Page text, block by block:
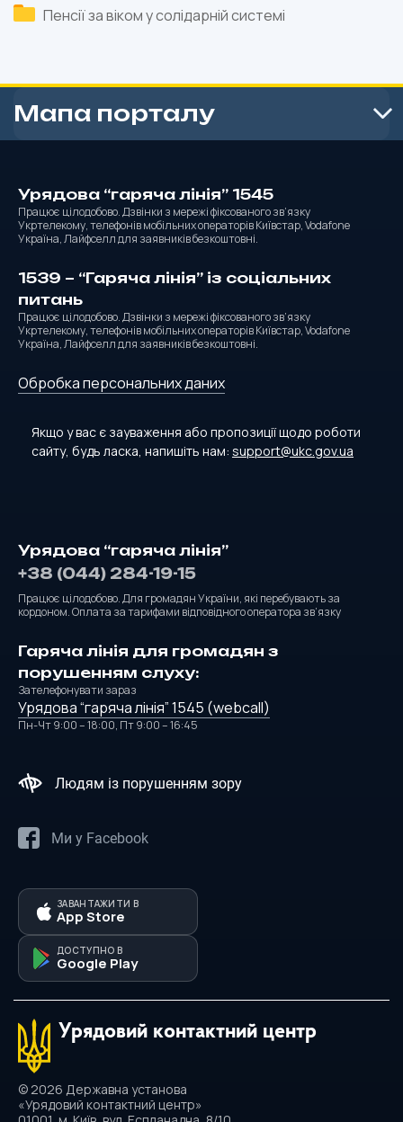
Пенсії за віком у солідарній системі
Мапа порталу
Урядова “гаряча лінія” 1545
Працює цілодобово. Дзвінки з мережі фіксованого зв’язку
Укртелекому, телефонів мобільних операторів Київстар, Vodafone
Україна, Лайфселл для заявників безкоштовні.
1539 – “Гаряча лінія” із соціальних
питань
Працює цілодобово. Дзвінки з мережі фіксованого зв’язку
Укртелекому, телефонів мобільних операторів Київстар, Vodafone
Україна, Лайфселл для заявників безкоштовні.
Обробка персональних даних
Якщо у вас є зауваження або пропозиції щодо роботи
сайту, будь ласка, напишіть нам: support@ukc.gov.ua
Урядова “гаряча лінія”
+38 (044) 284-19-15
Працює цілодобово. Для громадян України, які перебувають за
кордоном. Оплата за тарифами відповідного оператора зв’язку
Гаряча лінія для громадян з
порушенням слуху:
Зателефонувати зараз
Урядова “гаряча лінія” 1545 (webcall)
Пн-Чт 9:00 – 18:00, Пт 9:00 – 16:45
Ми у Facebook
ЗАВАНТАЖИТИ В
App Store
ДОСТУПНО В
Google Play
Урядовий контактний центр
© 2026 Державна установа
«Урядовий контактний центр»